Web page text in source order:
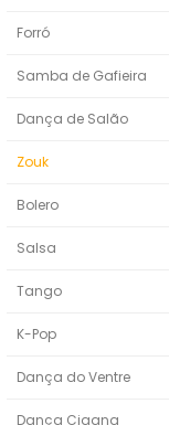
Forró
Samba de Gafieira
Dança de Salão
Zouk
Bolero
Salsa
Tango
K-Pop
Dança do Ventre
Dança Cigana